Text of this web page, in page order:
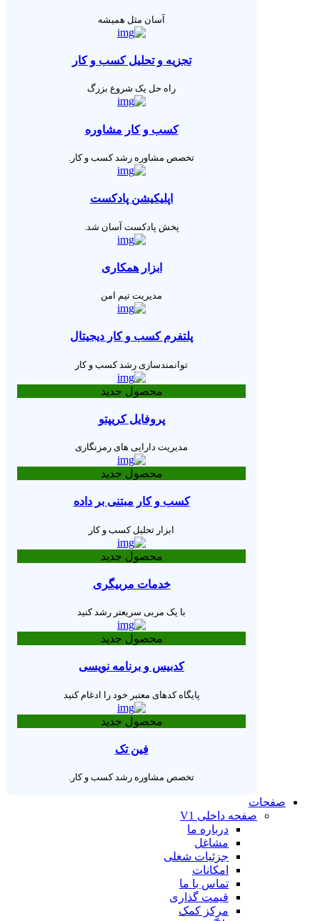
آسان مثل همیشه
تجزیه و تحلیل کسب و کار
راه حل یک شروع بزرگ
کسب و کار مشاوره
تخصص مشاوره رشد کسب و کار.
اپلیکیشن پادکست
پخش پادکست آسان شد.
ابزار همکاری
مدیریت تیم امن
پلتفرم کسب و کار دیجیتال
توانمندسازی رشد کسب و کار
محصول جدید
پروفایل کریپتو
مدیریت دارایی های رمزنگاری
محصول جدید
کسب و کار مبتنی بر داده
ابزار تحلیل کسب و کار
محصول جدید
خدمات مربیگری
با یک مربی سریعتر رشد کنید
محصول جدید
کدبیس و برنامه نویسی
پایگاه کدهای معتبر خود را ادغام کنید
محصول جدید
فین تک
تخصص مشاوره رشد کسب و کار.
صفحات
صفحه داخلی V1
درباره ما
مشاغل
جزئیات شغلی
امکانات
تماس با ما
قیمت گذاری
مرکز کمک